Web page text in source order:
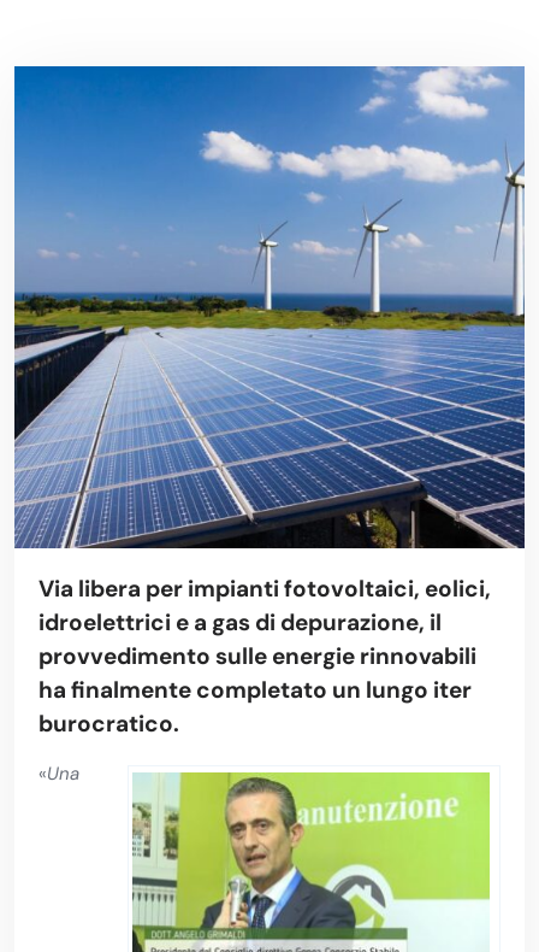
Via libera per impianti fotovoltaici, eolici,
idroelettrici e a gas di depurazione, il
provvedimento sulle energie rinnovabili
ha finalmente completato un lungo iter
burocratico.
«Una